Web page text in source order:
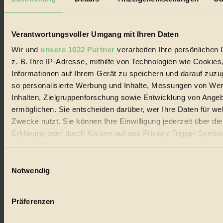
Verantwortungsvoller Umgang mit Ihren Daten
Wir und unsere 1022 Partner verarbeiten Ihre persönlichen
z. B. Ihre IP-Adresse, mithilfe von Technologien wie
Informationen auf Ihrem Gerät zu speichern und darauf
so personalisierte Werbung und Inhalte, Messungen von
Inhalten, Zielgruppenforschung sowie Entwicklung von
ermöglichen. Sie entscheiden darüber, wer Ihre Daten für
Zwecke nutzt. Sie können Ihre Einwilligung jederzeit über
Erklärung oder durch Klicken auf das Privacy Trigger
Wenn Sie es erlauben, würden wir auch gerne:
Ihr Gerät durch aktives Scannen nach bestimmten
Notwendig
Präferenzen
Biorama steht für einen nachhaltigen Lebensstil und bewussten
Lebenswandel. Es ist eine moderne Plattform für Ideen, Menschen
Handels mit Bioprodukten, des Fair-Trade sowie der Branche
alternativer Energien.
Social Media
22.601 Fans auf Facebook
3.415 Follower auf Twitter
Folge uns auf Instagram
Themen
Bio
Vegan